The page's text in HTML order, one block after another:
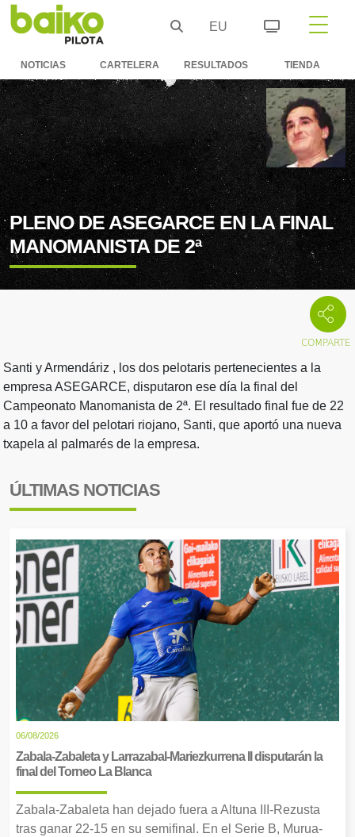
EU
NOTICIAS CARTELERA RESULTADOS TIENDA
PLENO DE ASEGARCE EN LA FINAL
MANOMANISTA DE 2ª
Santi y Armendáriz , los dos pelotaris pertenecientes a la
empresa ASEGARCE, disputaron ese día la final del
Campeonato Manomanista de 2ª. El resultado final fue de 22
a 10 a favor del pelotari riojano, Santi, que aportó una nueva
txapela al palmarés de la empresa.
ÚLTIMAS NOTICIAS
06/08/2026
Zabala-Zabaleta y Larrazabal-Mariezkurrena II disputarán la
final del Torneo La Blanca
Zabala-Zabaleta han dejado fuera a Altuna III-Rezusta
tras ganar 22-15 en su semifinal. En el Serie B, Murua-